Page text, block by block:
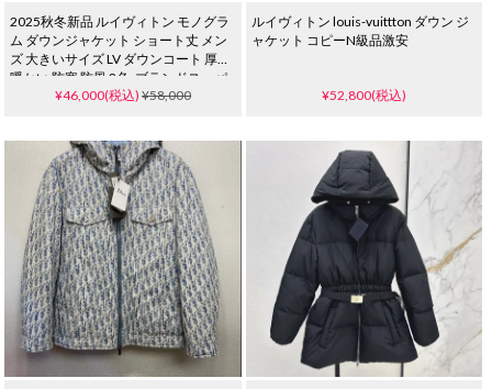
2025秋冬新品 ルイヴィトン モノグラ
ム ダウンジャケット ショート丈 メン
ズ 大きいサイズ LV ダウンコート 厚手
暖かい 防寒 防風 2色_ブランドスーパ
ーコピー¥46,000(税込)¥58,000
ルイヴィトン louis-vuittton ダウン ジ
ャケット コピーN級品激安
¥52,800(税込)